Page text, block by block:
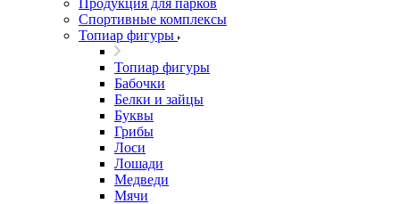
Продукция для парков
Спортивные комплексы
Топиар фигуры
Топиар фигуры
Бабочки
Белки и зайцы
Буквы
Грибы
Лоси
Лошади
Медведи
Мячи